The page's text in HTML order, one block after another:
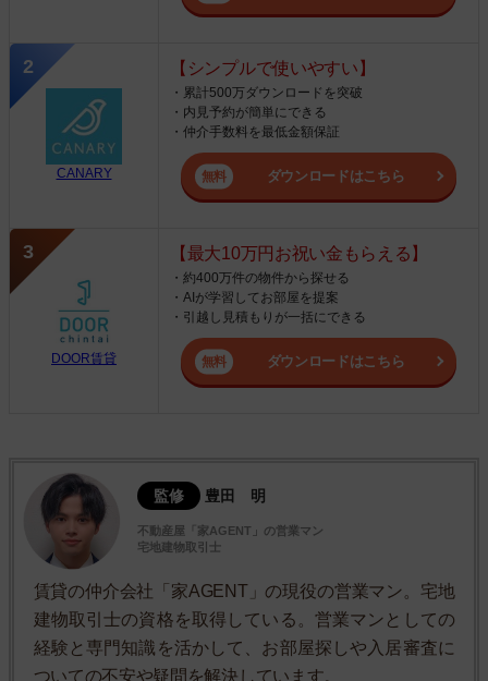
CANARY
【シンプルで使いやすい】
・累計500万ダウンロードを突破
・内見予約が簡単にできる
・仲介手数料を最低金額保証
ダウンロードはこちら
DOOR賃貸
【最大10万円お祝い金もらえる】
・約400万件の物件から探せる
・AIが学習してお部屋を提案
・引越し見積もりが一括にできる
ダウンロードはこちら
監修 豊田 明
不動産屋「家AGENT」の営業マン
宅地建物取引士
賃貸の仲介会社「家AGENT」の現役の営業マン。宅地
建物取引士の資格を取得している。営業マンとしての
経験と専門知識を活かして、お部屋探しや入居審査に
ついての不安や疑問を解決しています。